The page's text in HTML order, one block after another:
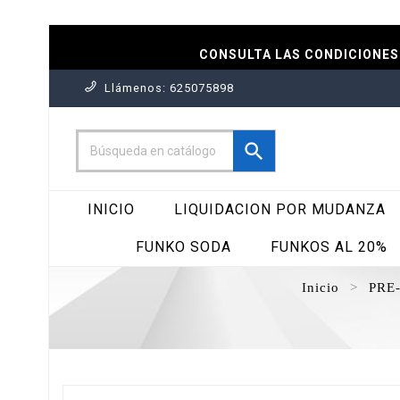
CONSULTA LAS
Llámenos: 625075898

INICIO LIQUIDACION POR MUDANZA
FUNKO SODA FUNKOS AL 20%
Inicio